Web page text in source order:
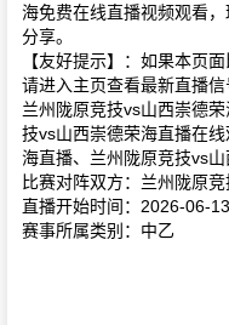
海免费在线直播视频观看
分享。
【友好提示】：如果本页
请进入主页查看最新直播信
兰州陇原竞技vs山西崇德
技vs山西崇德荣海直播在
海直播、兰州陇原竞技vs
比赛对阵双方：兰州陇原
直播开始时间：2026-06-
赛事所属类别：中乙